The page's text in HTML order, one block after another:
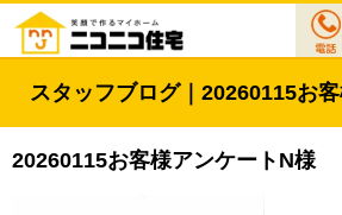
スタッフブログ｜20260115お
20260115お客様アンケートN様